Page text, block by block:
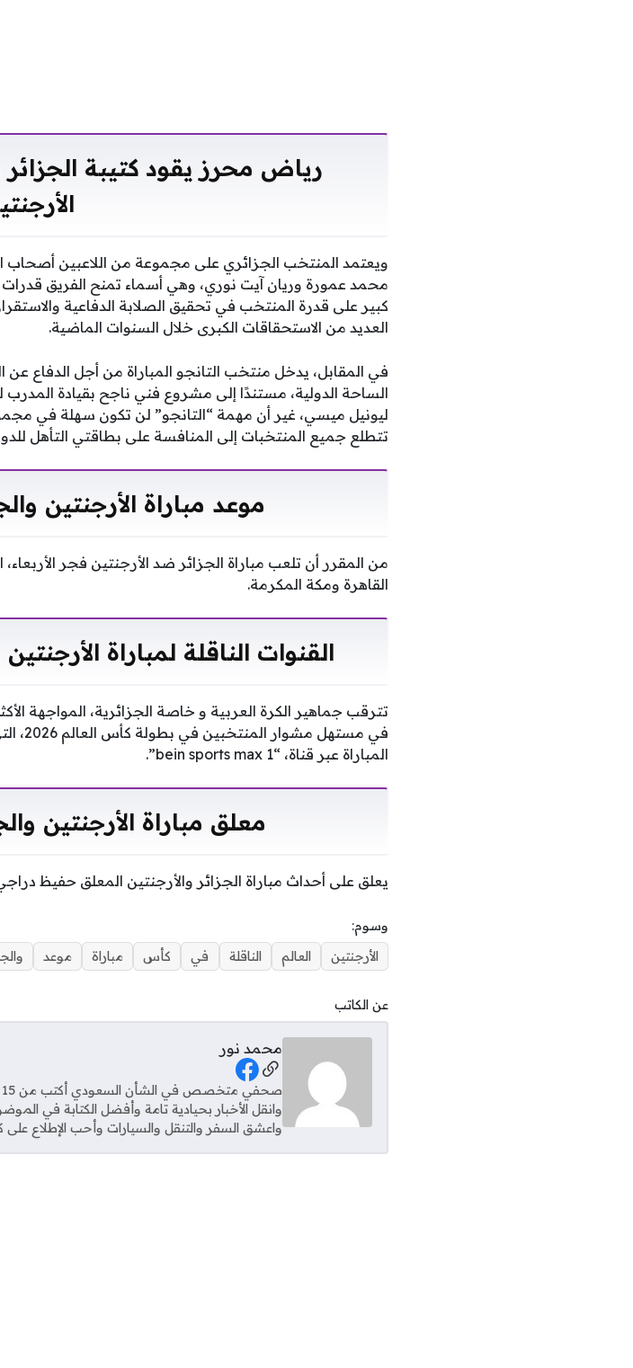
ويعتمد المنتخب الجزائري على مجموعة من اللاعبين أصحاب
محمد عمورة وريان آيت نوري، وهي أسماء تمنح الفريق
كبير على قدرة المنتخب في تحقيق الصلابة الدفاعية
العديد من الاستحقاقات الكبرى خلال السنوات الماضية.
في المقابل، يدخل منتخب التانجو المباراة من أجل الدفاع
الساحة الدولية، مستندًا إلى مشروع فني ناجح بقيادة المدرب
ليونيل ميسي، غير أن مهمة “التانجو” لن تكون سهلة في
تتطلع جميع المنتخبات إلى المنافسة على بطاقتي التأهل
موعد مباراة الأرجنتين
القاهرة ومكة المكرمة.
القنوات الناقلة لمباراة
تترقب جماهير الكرة العربية و خاصة الجزائرية، المواجهة
في
المباراة عبر قناة، “bein sports max 1”.
معلق مباراة الأرجنتين
يعلق على أحداث مباراة الجزائر والأرجنتين المعلق حفيظ
وسوم:
الأرجنتين
العالم الناقلة في كأس مباراة موعد
عن الكاتب
محمد نور
Social Links
وانقل الأخبار بحيادية تامة وأفضل الكتابة في
واعشق السفر والتنقل والسيارات وأحب الإطلاع